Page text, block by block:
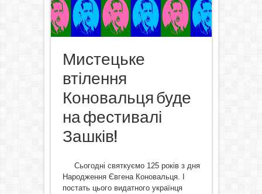
Мистецьке
втілення
Коновальця буде
на фестивалі
Зашків!
Сьогодні святкуємо 125 років з дня
Народження Євгена Коновальця. І
постать цього видатного українця